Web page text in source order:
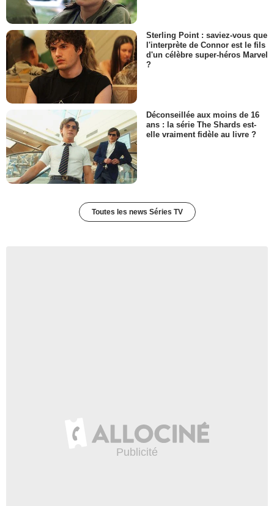
Sterling Point : saviez-vous que
l'interprète de Connor est le fils
d'un célèbre super-héros Marvel
?
Déconseillée aux moins de 16
ans : la série The Shards est-
elle vraiment fidèle au livre ?
Toutes les news Séries TV